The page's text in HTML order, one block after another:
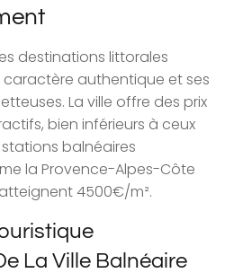
destinations littorales
authentique et ses
La ville offre des prix
bien inférieurs à ceux
balnéaires
la Provence-Alpes-Côte
4500€/m².
La Ville Balnéaire